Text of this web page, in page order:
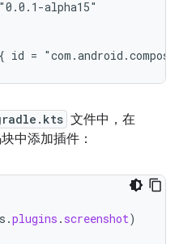
alpha15"
文件中，在
中添加插件：
.plugins . screenshot)